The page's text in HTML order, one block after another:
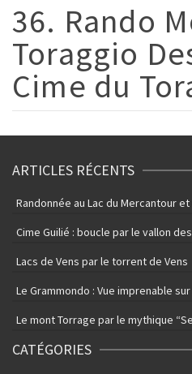
36. Rando
Toraggio
Cime du
ARTICLES RÉCENTS
Randonnée au Lac du Mercantour
Cime Guilié : boucle par le vallon
Lacs de Vens par le torrent de Vens
Le Grammondo : Vue imprenable sur
Le mont Torrage par le mythique
CATÉGORIES